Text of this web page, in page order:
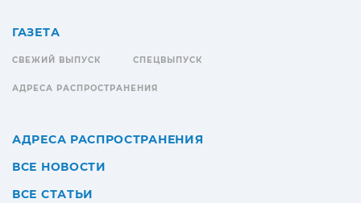
ГАЗЕТА
СВЕЖИЙ ВЫПУСК СПЕЦВЫПУСК
АДРЕСА РАСПРОСТРАНЕНИЯ
АДРЕСА РАСПРОСТРАНЕНИЯ
ВСЕ НОВОСТИ
ВСЕ СТАТЬИ